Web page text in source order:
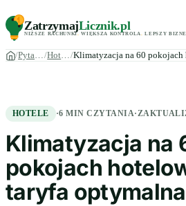
ZatrzymajLicznik.pl
NIŻSZE RACHUNKI. WIĘKSZA KONTROLA LEPSZY
Pytania Hotele
HOTELE ·6 MIN CZYTANIA·
Klimatyzacja na
pokojach
taryfa